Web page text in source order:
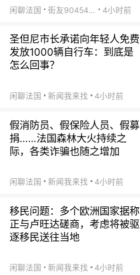
闲聊法国 街友90454511 4小时前
圣但尼市长承诺向年轻人免费
发放1000辆自行车：到底是
怎么回事？
闲聊法国 新闻我来找 4小时前
假消防员、假保险人员、假募
捐……法国森林大火持续之
际，各类诈骗也随之增加
闲聊法国 新闻我来找 4小时前
移民问题：多个欧洲国家据称
正与卢旺达磋商，考虑将被驱
逐移民送往当地
闲聊法国 新闻我来找 4小时前